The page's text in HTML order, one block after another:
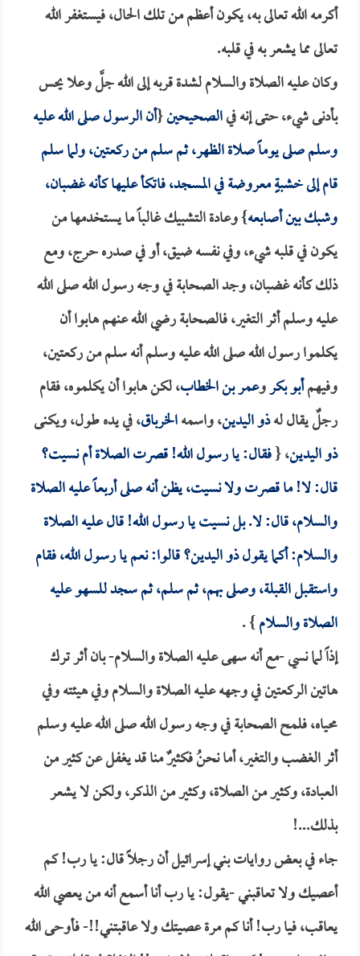
أكرمه الله تعالى به، يكون أعظم من تلك الحال، فيستغفر الله
تعالى مما يشعر به في قلبه.
وكان عليه الصلاة والسلام لشدة قربه إلى الله جلَّ وعلا يحس
بأدنى شيء، حتى إنه فيالصحيحين{أن الرسول صلى الله عليه
وسلم صلى يوماً صلاة الظهر، ثم سلم من ركعتين، ولما سلم
قام إلى خشبةٍ معروضة في المسجد، فاتكأ عليها كأنه غضبان،
وشبك بين أصابعه} وعادة التشبيك غالباً ما يستخدمها من
يكون في قلبه شيء، وفي نفسه ضيق، أو في صدره حرج، ومع
ذلك كأنه غضبان، وجد الصحابة في وجه رسول الله صلى الله
عليه وسلم أثر التغير، فالصحابة رضي الله عنهم هابوا أن
يكلموا رسول الله صلى الله عليه وسلم أنه سلم من ركعتين،
وفيهمأبو بكروعمر بن الخطاب، لكن هابوا أن يكلموه، فقام
رجلٌ يقال لهذو اليدين، واسمهالخرباق، في يده طول، ويكنى
ذو اليدين، {فقال: يا رسول الله! قصرت الصلاة أم نسيت؟
قال: لا! ما قصرت ولا نسيت، يظن أنه صلى أربعاً عليه الصلاة
والسلام، قال: لا. بل نسيت يا رسول الله! قال عليه الصلاة
والسلام: أكما يقولذو اليدين؟ قالوا: نعم يا رسول الله، فقام
واستقبل القبلة، وصلى بهم، ثم سلم، ثم سجد للسهو عليه
الصلاة والسلام} .
إذاً لما نسي -مع أنه سهى عليه الصلاة والسلام- بان أثر ترك
هاتين الركعتين في وجهه عليه الصلاة والسلام وفي هيئته وفي
محياه، فلمح الصحابة في وجه رسول الله صلى الله عليه وسلم
أثر الغضب والتغير، أما نحنُ فكثيرٌ منا قد يغفل عن كثير من
العبادة، وكثير من الصلاة، وكثير من الذكر، ولكن لا يشعر
بذلك...!
جاء في بعض روايات بني إسرائيل أن رجلاً قال: يا رب! كم
أعصيك ولا تعاقبني -يقول: يا رب أنا أسمع أنه من يعصي الله
يعاقب، فيا رب! أنا كم مرة عصيتك ولا عاقبتني!!- فأوحى الله